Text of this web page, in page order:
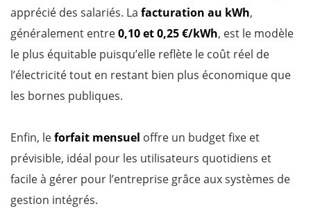
apprécié des salariés. La facturation au kWh,
généralement entre0,10 et 0,25 €/kWh, est le modèle
le plus équitable puisqu’elle reflète le coût réel de
l’électricité tout en restant bien plus économique que
les bornes publiques.
Enfin, leforfait mensuel offre un budget fixe et
prévisible, idéal pour les utilisateurs quotidiens et
facile à gérer pour l’entreprise grâce aux systèmes de
gestion intégrés.